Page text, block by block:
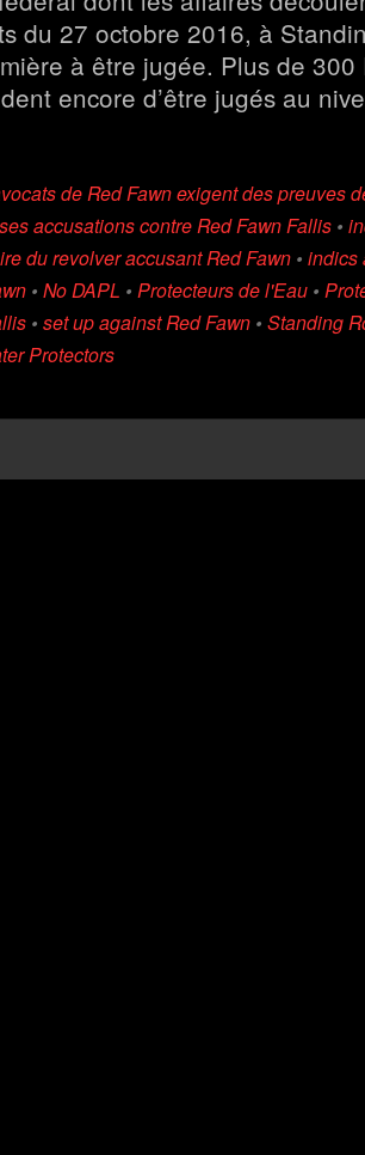
du 27 octobre 2016, à
à être jugée. Plus de 300
encore d’être jugés au
de Red Fawn exigent des preuves
accusations contre Red Fawn Fallis •
du revolver accusant Red Fawn • indics
• No DAPL • Protecteurs de l'Eau •
• set up against Red Fawn • Standing
Protectors